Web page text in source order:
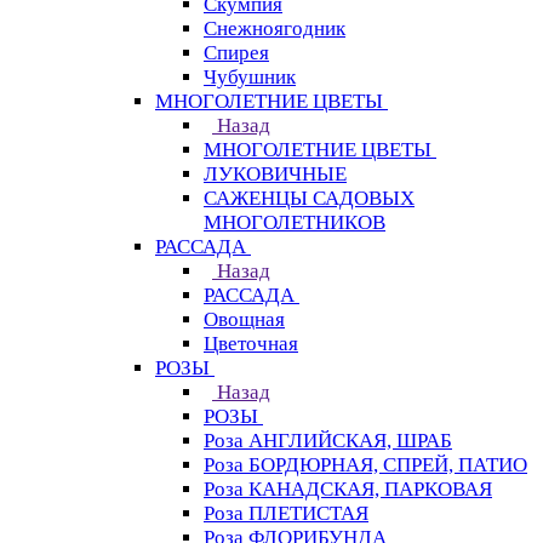
Снежноягодник
Спирея
Чубушник
МНОГОЛЕТНИЕ ЦВЕТЫ
Назад
МНОГОЛЕТНИЕ ЦВЕТЫ
ЛУКОВИЧНЫЕ
САЖЕНЦЫ САДОВЫХ
МНОГОЛЕТНИКОВ
РАССАДА
Назад
РАССАДА
Овощная
Цветочная
РОЗЫ
Назад
РОЗЫ
Роза АНГЛИЙСКАЯ, ШРАБ
Роза БОРДЮРНАЯ, СПРЕЙ, ПАТИО
Роза КАНАДСКАЯ, ПАРКОВАЯ
Роза ПЛЕТИСТАЯ
Роза ФЛОРИБУНДА